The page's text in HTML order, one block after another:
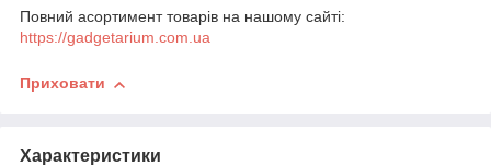
Повний асортимент товарів на нашому сайті:
https://gadgetarium.com.ua
Приховати
Характеристики